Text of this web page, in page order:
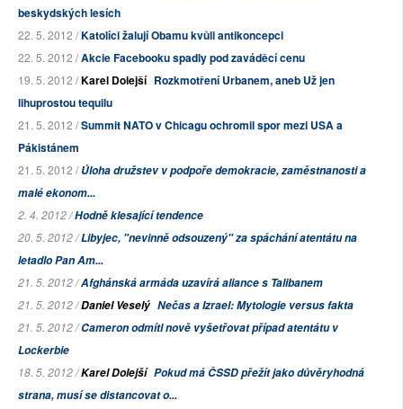
beskydských lesích
22. 5. 2012 /Katolíci žalují Obamu kvůli antikoncepci
22. 5. 2012 /Akcie Facebooku spadly pod zaváděcí cenu
19. 5. 2012 /Karel Dolejší Rozkmotření Urbanem, aneb Už jen
lihuprostou tequilu
21. 5. 2012 /Summit NATO v Chicagu ochromil spor mezi USA a
Pákistánem
21. 5. 2012 /Úloha družstev v podpoře demokracie, zaměstnanosti a
malé ekonom...
2. 4. 2012 /Hodně klesající tendence
20. 5. 2012 /Libyjec, "nevinně odsouzený" za spáchání atentátu na
letadlo Pan Am...
21. 5. 2012 /Afghánská armáda uzavírá aliance s Talibanem
21. 5. 2012 /Daniel Veselý Nečas a Izrael: Mytologie versus fakta
21. 5. 2012 /Cameron odmítl nově vyšetřovat případ atentátu v
Lockerbie
18. 5. 2012 /Karel Dolejší Pokud má ČSSD přežít jako důvěryhodná
strana, musí se distancovat o...